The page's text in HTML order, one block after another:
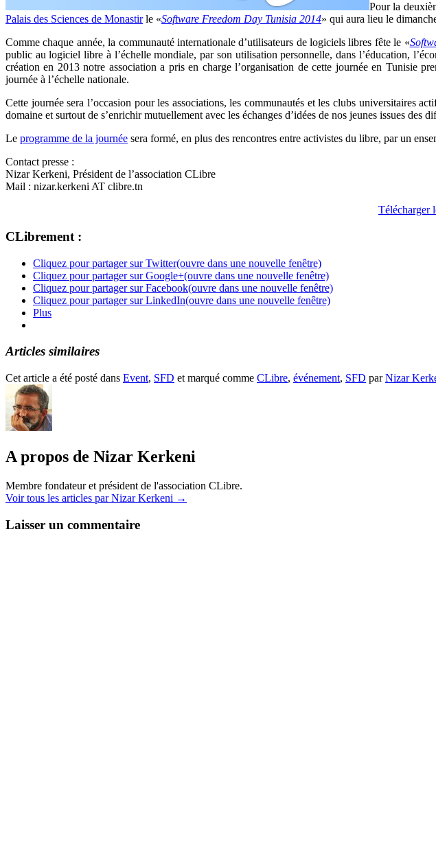
Pour la
Palais des Sciences de Monastirle «Software Freedom Day Tunisia 2014» qui aura lieu le
Comme chaque année, la communauté internationale d’utilisateurs de logiciels libres fête le «
public au logiciel libre à l’échelle mondiale, par son utilisation personnelle, dans l’éducation,
création en 2013 notre association a pris en charge l’organisation de cette journée en Tunisie
journée à l’échelle nationale.
Cette journée sera l’occasion pour les associations, les communautés et les clubs universitaires
domaine et surtout de s’enrichir mutuellement avec les échanges d’idées de nos jeunes issues des
Le programme de la journée sera formé, en plus des rencontres entre activistes du libre, par un
Contact presse :
Nizar Kerkeni, Président de l’association CLibre
Mail : nizar.kerkeni AT clibre.tn
Télécharger
CLibrement :
Cliquez pour partager sur Twitter(ouvre dans une nouvelle fenêtre)
Cliquez pour partager sur Google+(ouvre dans une nouvelle fenêtre)
Cliquez pour partager sur Facebook(ouvre dans une nouvelle fenêtre)
Cliquez pour partager sur LinkedIn(ouvre dans une nouvelle fenêtre)
Plus
Articles similaires
Cet article a été posté dans Event, SFD et marqué comme CLibre, événement, SFD parNizar
A propos de Nizar Kerkeni
Membre fondateur et président de l'association CLibre.
Voir tous les articles par Nizar Kerkeni →
Laisser un commentaire